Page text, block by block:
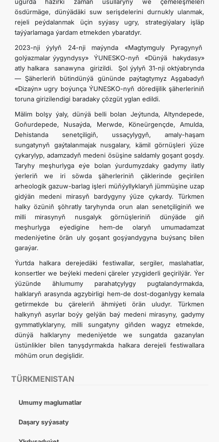
TÜRKMENISTAN
Umumy maglumatlar
Daşary syýasaty
ösdürmäge, dünýädäki suw serişdelerini durnukly ulanmak,
rejeli peýdalanmak üçin syýasy ugry, strategiýalary işläp
taýýarlamaga ýardam etmekden ybaratdyr.
2023-nji ýylyň 24-nji maýynda «Magtymguly Pyragynyň
golýazmalar ýygyndysy» ÝUNESKO-nyň «Dünýä hakydasy»
atly halkara sanawyna girizildi. Şol ýylyň 31-nji oktýabrynda
— Şäherleriň bütindünýä gününde paýtagtymyz Aşgabadyň
«Dizaýn» ugry boýunça ÝUNESKO-nyň döredijilik şäherleriniň
toruna girizilendigi baradaky çözgüt yglan edildi.
Mälim bolşy ýaly, dünýä belli bolan Jeýtunda, Altyndepede,
Goňurdepede, Nusaýda, Merwde, Köneürgençde, Amulda,
Dehistanda senetçiligiň, ussaçylygyň, amaly-haşam
sungatynyň gaýtalanmajak nusgalary, kämil görnüşleri ýüze
çykarylyp, adamzadyň medeni ösüşine saldamly goşant goşdy.
Taryhy meşhurlyga eýe bolan ýurdumyzdaky gadymy ilatly
ýerleriň we iri söwda şäherleriniň çäklerinde geçirilen
arheologik gazuw-barlag işleri müňýyllyklaryň jümmüşine uzap
gidýän medeni mirasyň bardygyny ýüze çykardy. Türkmen
halky özüniň şöhratly taryhynda orun alan senetçiliginiň we
milli mirasynyň nusgalyk görnüşleriniň dünýäde giň
meşhurlyga eýedigine hem-de olaryň umumadamzat
medeniýetine örän uly goşant goşýandygyna buýsanç bilen
garaýar.
Ýurtda halkara derejedäki festiwallar, sergiler, maslahatlar,
konsertler we beýleki medeni çäreler yzygiderli geçirilýär. Ýer
ýüzünde ählumumy parahatçylygy pugtalandyrmakda,
halklaryň arasynda agzybirligi hem-de dost-doganlygy kemala
getirmekde bu çäreleriň ähmiýeti örän uludyr. Türkmen
halkynyň asyrlar boýy gelýän baý medeni mirasyny, gadymy
gymmatlyklaryny, milli sungatyny giňden wagyz etmekde,
dünýä halklaryny medeniýetde we sungatda gazanylan
üstünlikler bilen tanyşdyrmakda halkara derejeli festiwallara
möhüm orun degişlidir.